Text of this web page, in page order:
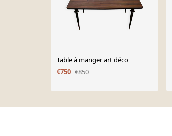
Table à manger art déco
€750 €850